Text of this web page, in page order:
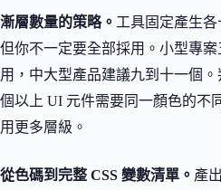
漸層數量的策略。 工具固定產生各
但你不一定要全部採用。小型專
用，中大型產品建議九到十一個
個以上 UI 元件需要同一顏色的不
用更多層級。
從色碼到完整 CSS 變數清單。 產